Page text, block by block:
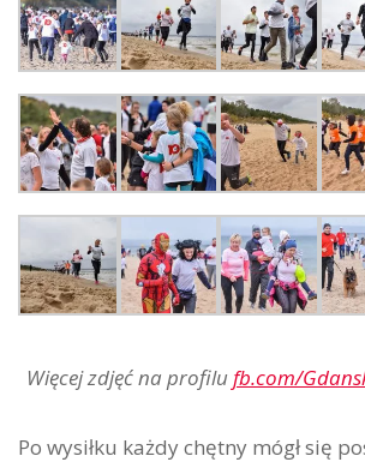
Więcej zdjęć na profilufb.com/
Po wysiłku każdy chętny mógł się